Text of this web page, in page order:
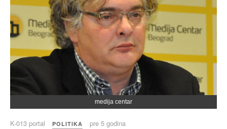
medija centar
K-013 portal POLITIKA pre 5 godina